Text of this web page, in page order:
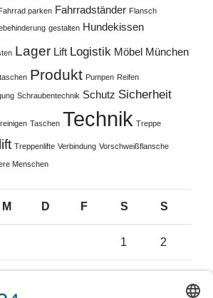
parken Fahrradständer Flansch
gestalten Hundekissen
Lager Lift Logistik Möbel München
Produkt Pumpen Reifen
Schraubentechnik Schutz Sicherheit
Taschen Technik Treppe
Treppenlifte Verbindung Vorschweißflansche
Menschen
M D F S S
1 2